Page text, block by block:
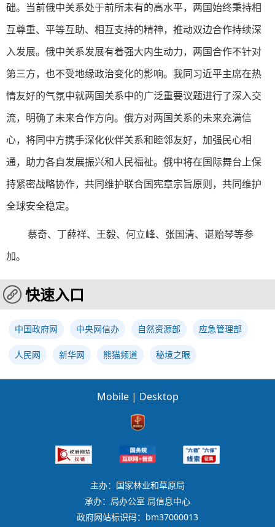
础。当前俄中关系处于前所未有的高水平，两国始终秉持相
互尊重、平等互助、相互支持的精神，推动双边合作持续深
入发展。俄中关系发展有着强大内生动力，两国合作不针对
第三方，也不受地缘政治变化的影响。我同习近平主席在热
情友好的气氛中就两国关系中的广泛重要议题进行了深入交
流，明确了未来合作方向。俄方对两国关系的未来充满信
心，将同中方携手深化伙伴关系和睦邻友好，加强民心相
通，助力各自发展振兴和人民福祉。俄中将在国际舞台上保
持紧密战略协作，共同维护联合国宪章宗旨原则，共同维护
全球安全稳定。
蔡奇、丁薛祥、王毅、何立峰、张国清、谌贻琴等参
加。
快速入口
中国政府网 中央网信办 自然资源部 应急管理部
人民网 新华网 熊猫频道 秘境之眼
Mobile | Desktop
主办：国家林业和草原局
承办：局办公室 局信息中心
政府网站标识码：bm37000013